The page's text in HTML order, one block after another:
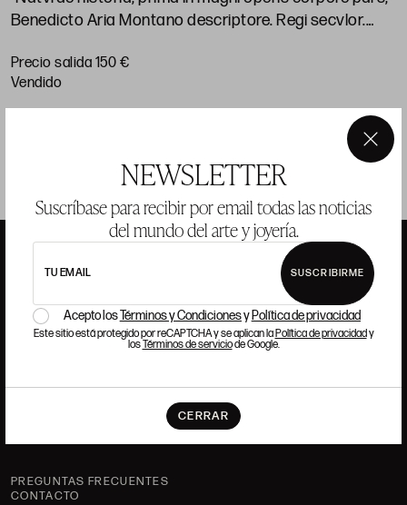
NEWSLETTER
Suscríbase para recibir por email todas las noticias
del mundo del arte y joyería.
TU EMAIL SUSCRIBIRME
Acepto losTérminos y Condicionesy Política de privacidad
Este sitio está protegido por reCAPTCHA y se aplican laPolítica de privacidady
losTérminos de serviciode Google.
CERRAR
×
Benedicto Aria Montano descriptore. Regi secvlor.
25,5 x 18 cm.
Precio salida 150 €
vendido
ANSORENA
ANSORENA
GALERÍA
PREGUNTAS FRECUENTES
CONTACTO